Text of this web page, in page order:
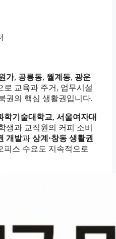
가, 공릉동, 월계동, 광운
로 교육과 주거, 업무시설
권의 핵심 생활권입니다.
학기술대학교, 서울여자대
생과 교직원의 커피 소비
개발과 상계·창동 생활권
피스 수요도 지속적으로